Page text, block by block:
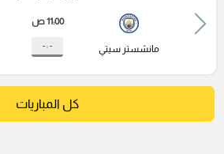
مانشستر سيتي
11:00 ص
- : -
كل المباريات